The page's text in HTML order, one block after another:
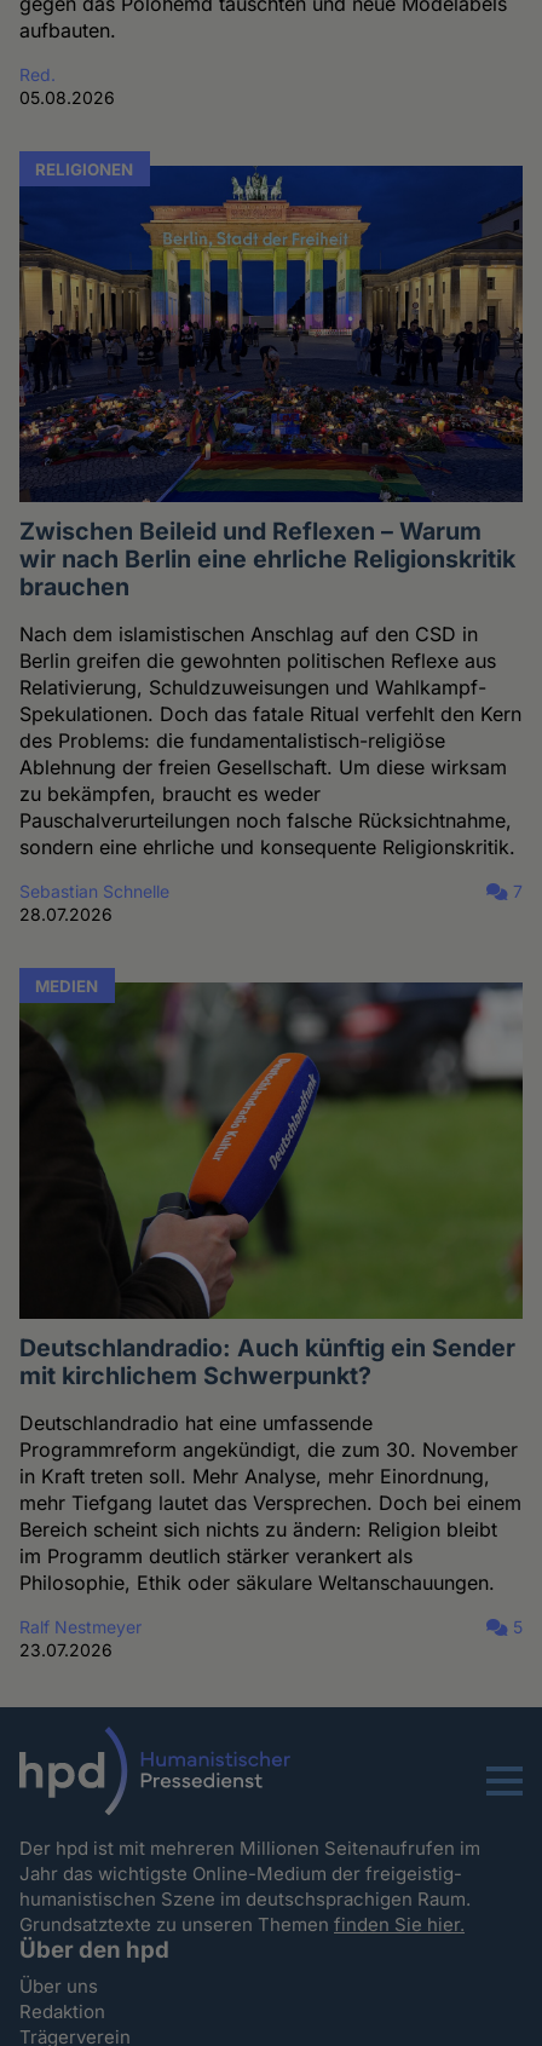
aufbauten.
Red.
05.08.2026
RELIGIONEN
Zwischen Beileid und Reflexen – Warum
wir nach Berlin eine ehrliche Religionskritik
brauchen
Nach dem islamistischen Anschlag auf den CSD in
Berlin greifen die gewohnten politischen Reflexe aus
Relativierung, Schuldzuweisungen und Wahlkampf-
Spekulationen. Doch das fatale Ritual verfehlt den Kern
des Problems: die fundamentalistisch-religiöse
Ablehnung der freien Gesellschaft. Um diese wirksam
zu bekämpfen, braucht es weder
Pauschalverurteilungen noch falsche Rücksichtnahme,
sondern eine ehrliche und konsequente Religionskritik.
Sebastian Schnelle
28.07.2026
7
MEDIEN
Deutschlandradio: Auch künftig ein Sender
mit kirchlichem Schwerpunkt?
Deutschlandradio hat eine umfassende
Programmreform angekündigt, die zum 30. November
in Kraft treten soll. Mehr Analyse, mehr Einordnung,
mehr Tiefgang lautet das Versprechen. Doch bei einem
Bereich scheint sich nichts zu ändern: Religion bleibt
im Programm deutlich stärker verankert als
Philosophie, Ethik oder säkulare Weltanschauungen.
Ralf Nestmeyer
23.07.2026
5
Menu
Der hpd ist mit mehreren Millionen Seitenaufrufen im
Jahr das wichtigste Online-Medium der freigeistig-
humanistischen Szene im deutschsprachigen Raum.
Grundsatztexte zu unseren Themenfinden Sie hier.
Über den hpd
Über uns
Redaktion
Trägerverein